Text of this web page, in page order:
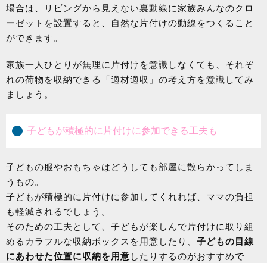
場合は、リビングから見えない裏動線に家族みんなのクロ
ーゼットを設置すると、自然な片付けの動線をつくること
ができます。
家族一人ひとりが無理に片付けを意識しなくても、それぞ
れの荷物を収納できる「適材適収」の考え方を意識してみ
ましょう。
子どもが積極的に片付けに参加できる工夫も
子どもの服やおもちゃはどうしても部屋に散らかってしま
うもの。
子どもが積極的に片付けに参加してくれれば、ママの負担
も軽減されるでしょう。
そのための工夫として、子どもが楽しんで片付けに取り組
めるカラフルな収納ボックスを用意したり、 子どもの目線
にあわせた位置に収納を用意 したりするのがおすすめで